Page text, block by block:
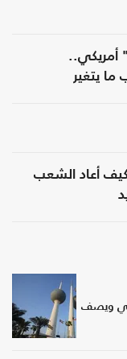
أمريكي..
ما يتغير
كيف أعاد الشعب
ويصف